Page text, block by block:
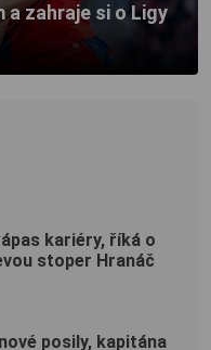
zahraje si o Ligy
kariéry, říká o
stoper Hranáč
posily, kapitána